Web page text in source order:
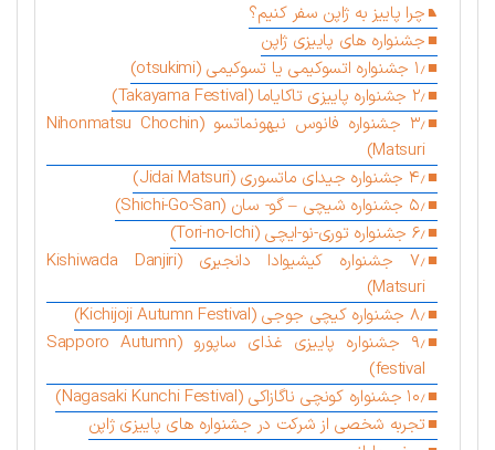
چرا پاییز به ژاپن سفر کنیم؟
جشنواره های پاییزی ژاپن
۱٫ جشنواره اتسوکیمی یا تسوکیمی (otsukimi)
۲٫ جشنواره پاییزی تاکایاما (Takayama Festival)
۳٫ جشنواره فانوس نیهونماتسو (Nihonmatsu Chochin
Matsuri)
۴٫ جشنواره جیدای ماتسوری (Jidai Matsuri)
۵٫ جشنواره شیچی – گو- سان (Shichi-Go-San)
۶٫ جشنواره توری-نو-ایچی (Tori-no-Ichi)
۷٫ جشنواره کیشیوادا دانجیری (Kishiwada Danjiri
Matsuri)
۸٫ جشنواره کیچی جوجی (Kichijoji Autumn Festival)
۹٫ جشنواره پاییزی غذای ساپورو (Sapporo Autumn
festival)
۱۰٫ جشنواره کونچی ناگازاکی (Nagasaki Kunchi Festival)
تجربه شخصی از شرکت در جشنواره های پاییزی ژاپن